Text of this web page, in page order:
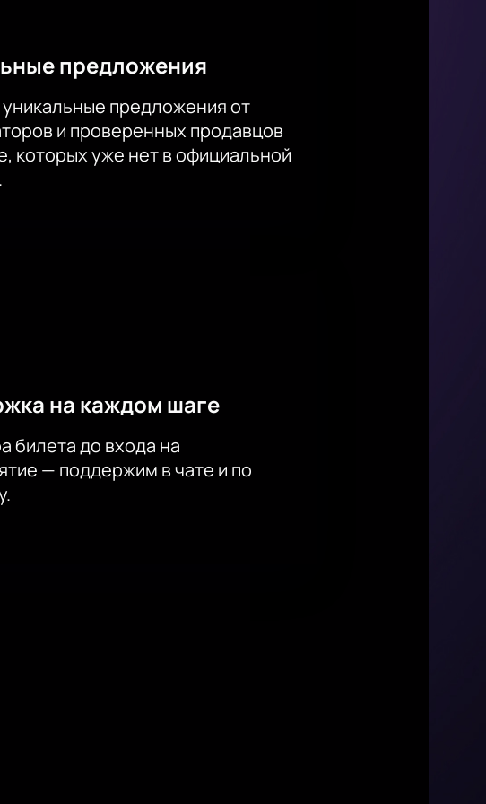
предложения
предложения от
и проверенных продавцов
которых уже нет в официальной
на каждом шаге
билета до входа на
— поддержим в чате и по